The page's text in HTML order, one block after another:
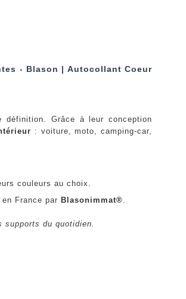
- Blason | Autocollant Coeur
définition. Grâce à leur conception
: voiture, moto, camping-car,
couleurs au choix.
France par Blasonimmat®
du quotidien.